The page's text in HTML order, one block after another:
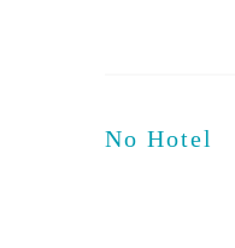
No Hotel